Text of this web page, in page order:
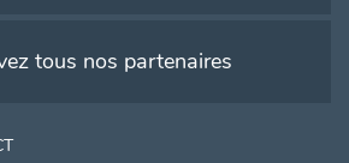
tous nos partenaires